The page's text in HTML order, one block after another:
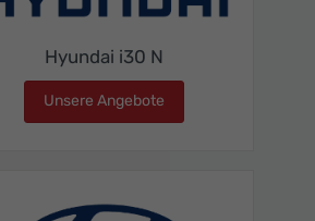
Hyundai i30 N
Unsere Angebote